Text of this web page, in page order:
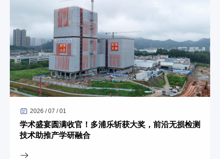
2026 / 07 / 01
学术盛宴圆满收官！多浦乐斩获大奖，前沿无损检测
技术助推产学研融合